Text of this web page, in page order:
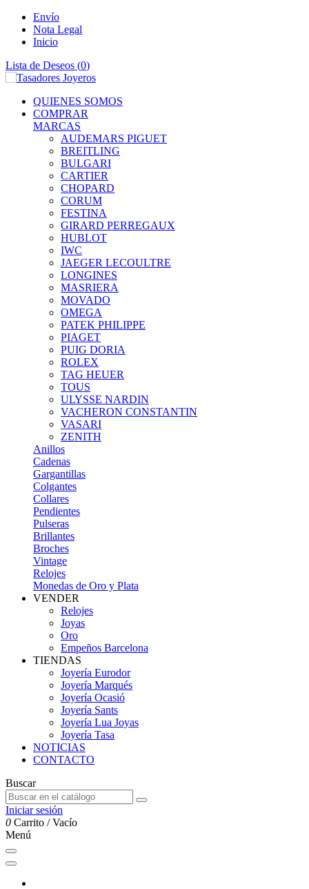
Envío
Nota Legal
Inicio
Lista de Deseos (0)
QUIENES SOMOS
COMPRAR
MARCAS
AUDEMARS PIGUET
BREITLING
BULGARI
CARTIER
CHOPARD
CORUM
FESTINA
GIRARD PERREGAUX
HUBLOT
IWC
JAEGER LECOULTRE
LONGINES
MASRIERA
MOVADO
OMEGA
PATEK PHILIPPE
PIAGET
PUIG DORIA
ROLEX
TAG HEUER
TOUS
ULYSSE NARDIN
VACHERON CONSTANTIN
VASARI
ZENITH
Anillos
Cadenas
Gargantillas
Colgantes
Collares
Pendientes
Pulseras
Brillantes
Broches
Vintage
Relojes
Monedas de Oro y Plata
VENDER
Relojes
Joyas
Oro
Empeños Barcelona
TIENDAS
Joyería Eurodor
Joyería Marqués
Joyería Ocasió
Joyería Sants
Joyería Lua Joyas
Joyería Tasa
NOTICIAS
CONTACTO
Buscar
Iniciar sesión
0 Carrito /Vacío
Menú